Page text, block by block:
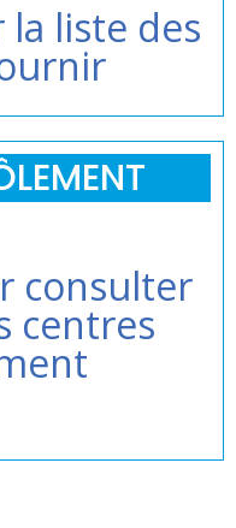
la liste des
consulter
centres